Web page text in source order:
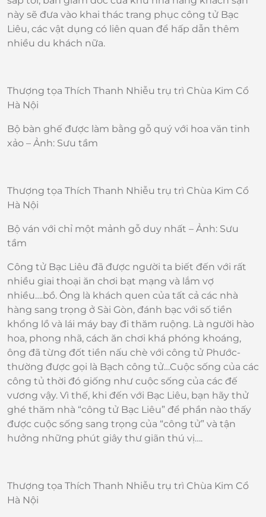
này sẽ đưa vào khai thác trang phục công tử Bạc
Liêu, các vật dụng có liên quan để hấp dẫn thêm
nhiều du khách nữa.
Thượng tọa Thích Thanh Nhiễu trụ trì Chùa Kim Cổ
Hà Nội
Bộ bàn ghế được làm bằng gỗ quý với hoa văn tinh
xảo – Ảnh: Sưu tầm
Thượng tọa Thích Thanh Nhiễu trụ trì Chùa Kim Cổ
Hà Nội
Bộ ván với chỉ một mảnh gỗ duy nhất – Ảnh: Sưu
tầm
Công tử Bạc Liêu đã được người ta biết đến với rất
nhiều giai thoại ăn chơi bạt mạng và lắm vợ
nhiều….bồ. Ông là khách quen của tất cả các nhà
hàng sang trọng ở Sài Gòn, đánh bạc với số tiền
khổng lồ và lái máy bay đi thăm ruộng. Là người hào
hoa, phong nhã, cách ăn chơi khá phóng khoáng,
ông đã từng đốt tiền nấu chè với công tử Phước-
thường được gọi là Bạch công tử…Cuộc sống của các
công tủ thời đó giống như cuộc sống của các đế
vương vậy. Vì thế, khi đến với Bạc Liêu, bạn hãy thử
ghé thăm nhà “công tử Bạc Liêu” để phần nào thấy
được cuộc sống sang trọng của “công tử” và tận
hưởng những phút giây thư giãn thú vị….
Thượng tọa Thích Thanh Nhiễu trụ trì Chùa Kim Cổ
Hà Nội